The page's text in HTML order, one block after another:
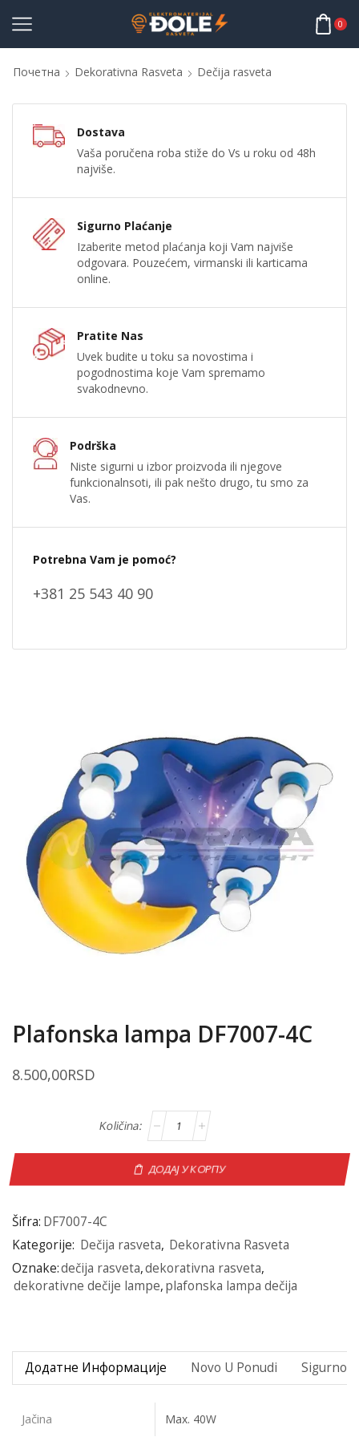
0
Почетна Dekorativna Rasveta Dečija rasveta
Dostava
Vaša poručena roba stiže do Vs u roku od 48h
najviše.
Sigurno Plaćanje
Izaberite metod plaćanja koji Vam najviše
odgovara. Pouzećem, virmanski ili karticama
online.
Pratite Nas
Uvek budite u toku sa novostima i
pogodnostima koje Vam spremamo
svakodnevno.
Podrška
Niste sigurni u izbor proizvoda ili njegove
funkcionalnsoti, ili pak nešto drugo, tu smo za
Vas.
Potrebna Vam je pomoć?
+381 25 543 40 90
Plafonska lampa DF7007-4C
8.500,00RSD
ДОДАЈ У КОРПУ
Šifra: DF7007-4C
Kategorije: Dečija rasveta, Dekorativna Rasveta
Oznake:dečija rasveta,dekorativna rasveta,
dekorativne dečije lampe,plafonska lampa dečija
Додатне Информације Novo U Ponudi Sigurno
Jačina Max. 40W